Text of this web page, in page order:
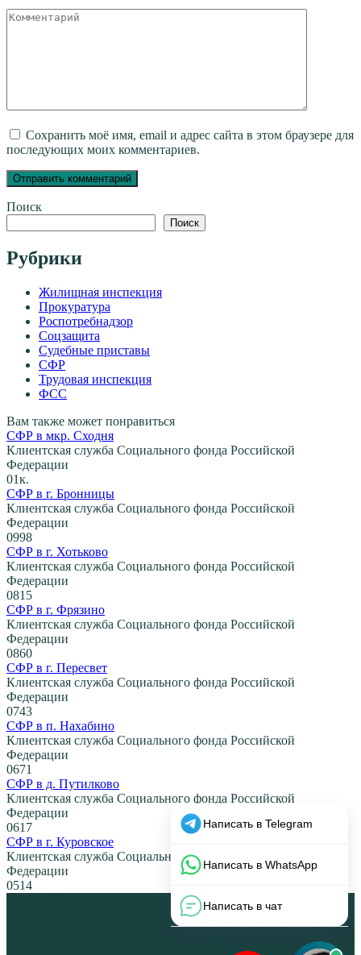
Комментарий
Сохранить моё имя, email и адрес сайта в этом браузере для
последующих моих комментариев.
Поиск
Поиск
Рубрики
Жилищная инспекция
Прокуратура
Роспотребнадзор
Соцзащита
Судебные приставы
СФР
Трудовая инспекция
ФСС
Вам также может понравиться
СФР в мкр. Сходня
Клиентская служба Социального фонда Российской
Федерации
01к.
СФР в г. Бронницы
Клиентская служба Социального фонда Российской
Федерации
0998
СФР в г. Хотьково
Клиентская служба Социального фонда Российской
Федерации
0815
СФР в г. Фрязино
Клиентская служба Социального фонда Российской
Федерации
0860
СФР в г. Пересвет
Клиентская служба Социального фонда Российской
Федерации
0743
СФР в п. Нахабино
Клиентская служба Социального фонда Российской
Федерации
0671
СФР в д. Путилково
Клиентская служба Социального фонда Российской
Федерации
0617
СФР в г. Куровское
Клиентская служба Социального фонда Российской
Федерации
0514
© 2026 НЕофициальный информационный сайт, содержащий
открытые выверенные данные об органах власти Москвы и
Московской области: официальные сайты, телефоны, адреса,